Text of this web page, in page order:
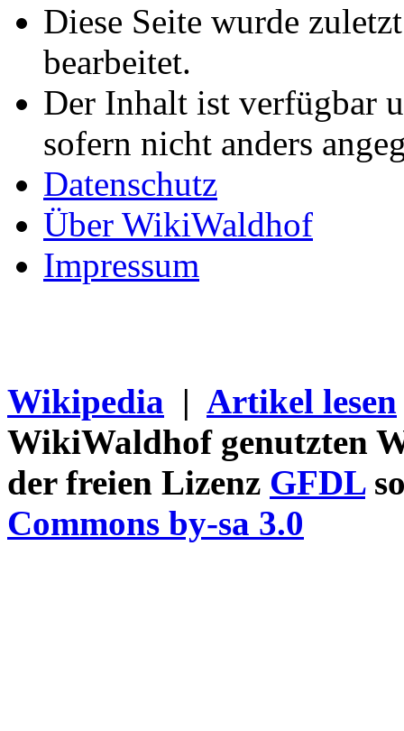
Diese Seite wurde
bearbeitet.
Der Inhalt ist verfügbar
sofern nicht anders
Datenschutz
Über WikiWaldhof
Impressum
Wikipedia | Artikel lesen
WikiWaldhof genutzten
der freien Lizenz GFDL
Commons by-sa 3.0